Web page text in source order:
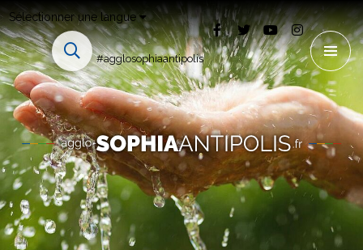
Sélectionner une langue
#agglosophiaantipolis